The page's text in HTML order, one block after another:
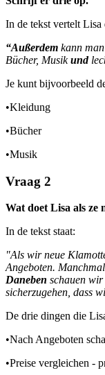
In de tekst vertelt Lisa
“Außerdem kann
Bücher, Musikund
Je kunt bijvoorbeeld
•Kleidung
•Bücher
•Musik
Vraag 2
Wat doet Lisa als ze
In de tekst staat:
"Als wir neue
Angeboten.
Daneben schauen
sicherzugehen, dass
De drie dingen die
•Nach Angeboten
•Preise vergleichen -